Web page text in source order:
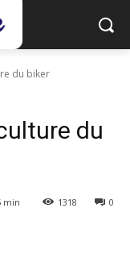
du biker
du
min 0
1318